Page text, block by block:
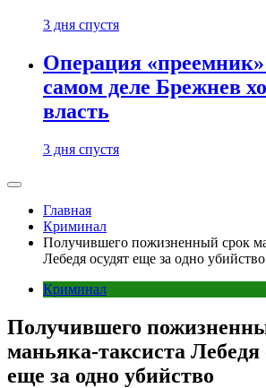
3 дня спустя
Операция
самом деле Брежнев
власть
3 дня спустя
Главная
Криминал
Получившего пожизненный срок
Лебедя осудят еще за одно убийство
Криминал
Получившего
маньяка-таксиста Лебедя
еще за одно убийство